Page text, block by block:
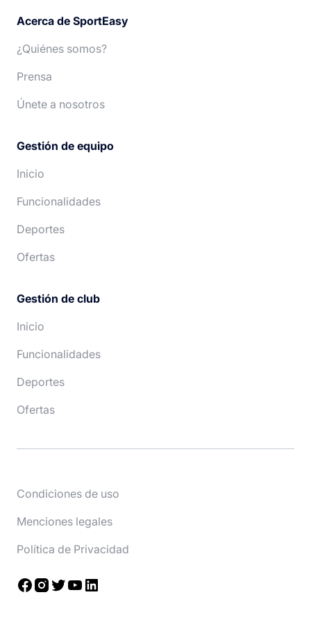
Acerca de SportEasy
¿Quiénes somos?
Prensa
Únete a nosotros
Gestión de equipo
Inicio
Funcionalidades
Deportes
Ofertas
Gestión de club
Inicio
Funcionalidades
Deportes
Ofertas
Condiciones de uso
Menciones legales
Política de Privacidad
Facebook
Instagram
TwitterYouTube